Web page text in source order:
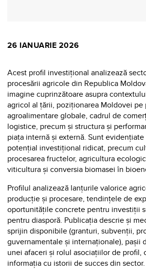
26 IANUARIE 2026
Acest profil investițional analizează
procesării agricole din Republica
imagine cuprinzătoare asupra
agricol al țării, poziționarea Moldovei
agroalimentare globale, cadrul de
logistice, precum și structura și
piața internă și externă. Sunt
potențial investițional ridicat, precum
procesarea fructelor, agricultura
viticultura și conversia biomasei în
Profilul analizează lanțurile valorice
producție și procesare, tendințele de
oportunitățile concrete pentru investiții
pentru diasporă. Publicația descrie și
sprijin disponibile (granturi, subvenții,
guvernamentale și internaționale), pașii
unei afaceri și rolul asociațiilor de profil,
informația cu istorii de succes din sector.